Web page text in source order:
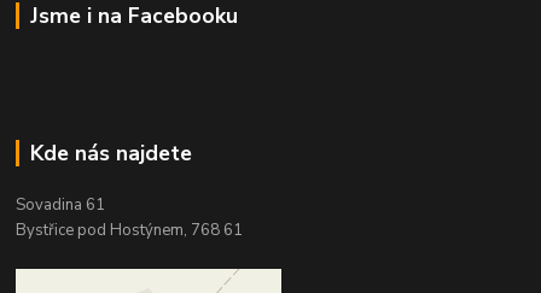
Jsme i na Facebooku
Kde nás najdete
Sovadina 61
Bystřice pod Hostýnem, 768 61